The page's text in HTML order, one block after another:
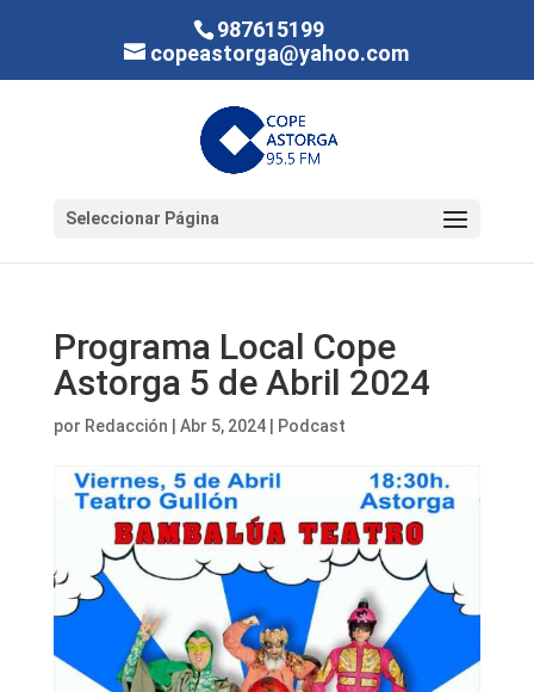
987615199
copeastorga@yahoo.com
Seleccionar Página
Programa Local Cope
Astorga 5 de Abril 2024
por Redacción Abr 5, 2024| Podcast